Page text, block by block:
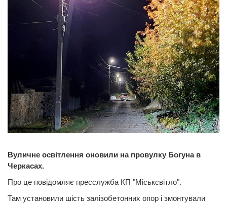
Вуличне освітлення оновили на провулку Богуна в
Черкасах.
Про це повідомляє пресслужба КП "Міськсвітло".
Там установили шість залізобетонних опор і змонтували